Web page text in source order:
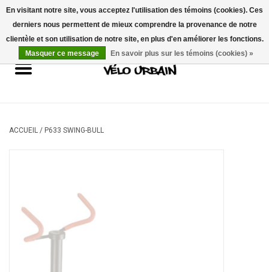
USD/CAD 0 Articles - 0,00$CA
Vélos neufs
Mécanique
Composantes
ACCUEIL / P633 SWING-BULL
En visitant notre site, vous acceptez l'utilisation des témoins (cookies). Ces
derniers nous permettent de mieux comprendre la provenance de notre
clientèle et son utilisation de notre site, en plus d'en améliorer les fonctions.
Masquer ce message
En savoir plus sur les témoins (cookies) »